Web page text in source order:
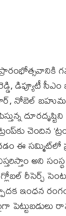
డిప్యూటీ సీఎం
నోబెల్ బహుమతి
చెందిన
ఈ సమ్మిట్‌లో
అని
రీసెర్చ్
ఇంధన
పెట్టుబడులు